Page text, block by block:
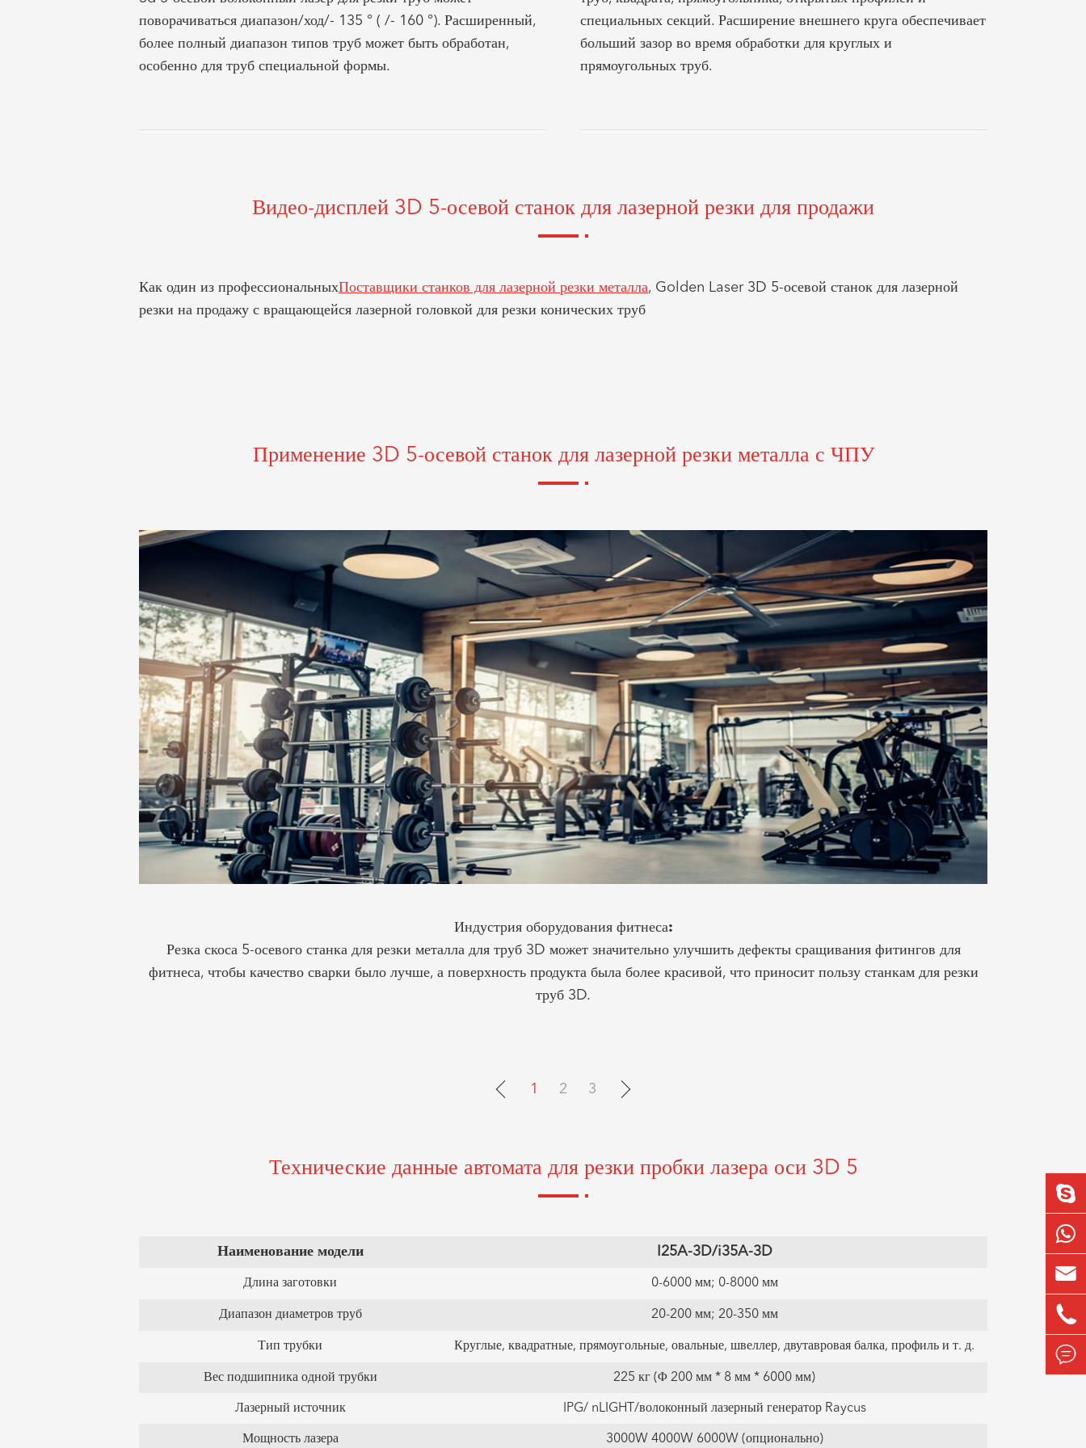
поворачиваться диапазон/ход/- 135 ° ( /- 160 °). Расширенный,
более полный диапазон типов труб может быть обработан,
особенно для труб специальной формы.
специальных секций. Расширение внешнего круга обеспечивает
больший зазор во время обработки для круглых и
прямоугольных труб.
Видео-дисплей 3D 5-осевой станок для лазерной резки для продажи
Как один из профессиональныхПоставщики станков для лазерной резки металла, Golden Laser 3D 5-осевой станок для лазерной
резки на продажу с вращающейся лазерной головкой для резки конических труб
Применение 3D 5-осевой станок для лазерной резки металла с ЧПУ
Индустрия оборудования фитнеса:
Резка скоса 5-осевого станка для резки металла для труб 3D может значительно улучшить дефекты сращивания фитингов для
фитнеса, чтобы качество сварки было лучше, а поверхность продукта была более красивой, что приносит пользу станкам для резки
труб 3D.
1 2 3
Технические данные автомата для резки пробки лазера оси 3D 5
Наименование модели I25A-3D/i35A-3D
Длина заготовки 0-6000 мм; 0-8000 мм
Диапазон диаметров труб 20-200 мм; 20-350 мм
Тип трубки Круглые, квадратные, прямоугольные, овальные, швеллер, двутавровая балка, профиль и т. д.
Вес подшипника одной трубки 225 кг (Φ 200 мм * 8 мм * 6000 мм)
Лазерный источник IPG/ nLIGHT/волоконный лазерный генератор Raycus
Мощность лазера 3000W 4000W 6000W (опционально)


